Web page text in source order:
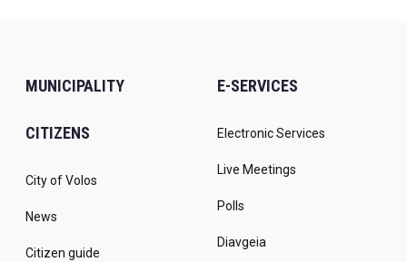
MUNICIPALITY
CITIZENS
City of Volos
News
Citizen guide
E-SERVICES
Electronic Services
Live Meetings
Polls
Diavgeia